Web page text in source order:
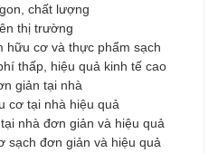
chất lượng
thị trường
hữu cơ và thực phẩm sạch
thấp, hiệu quả kinh tế cao
giản tại nhà
cơ tại nhà hiệu quả
nhà đơn giản và hiệu quả
sạch đơn giản và hiệu quả